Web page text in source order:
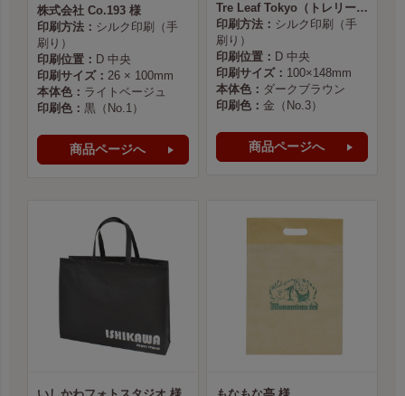
株式会社 Co.193 様
印刷方法： シルク印刷（手
刷り）
印刷位置： D 中央
印刷サイズ： 26 × 100mm
本体色： ライトベージュ
印刷色： 黒（No.1）
商品ページへ
Tre Leaf Tokyo（トレリーフ東京） 様
印刷方法： シルク印刷（手
刷り）
印刷位置： D 中央
印刷サイズ： 100×148mm
本体色： ダークブラウン
印刷色： 金（No.3）
商品ページへ